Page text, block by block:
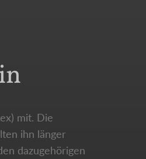
mit. Die
ihn länger
dazugehörigen